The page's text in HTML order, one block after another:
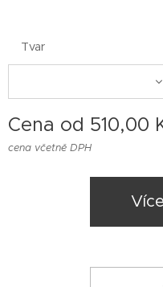
Tvar
Cena od 510,00
cena včetně DPH